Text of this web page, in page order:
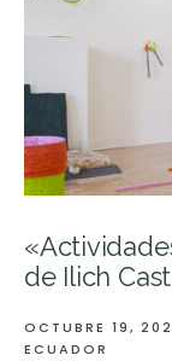
de Ilich
OCTUBRE 19,
ECUADOR